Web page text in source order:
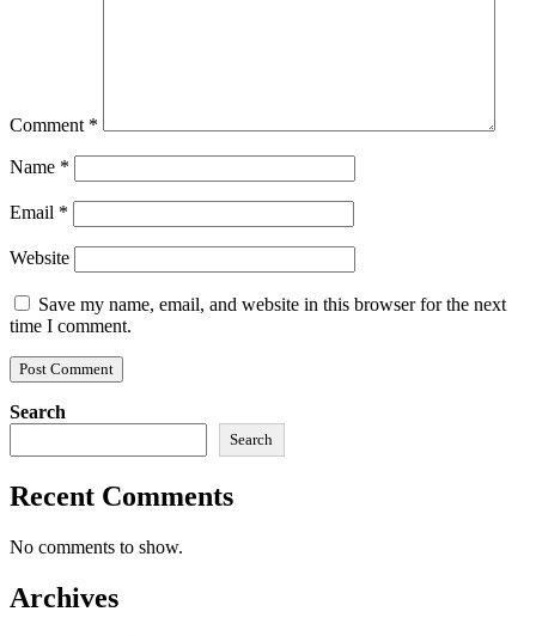
Comment *
Name *
Email *
Website
Save my name, email, and website in this browser for the next
time I comment.
Search
Search
Recent Comments
No comments to show.
Archives